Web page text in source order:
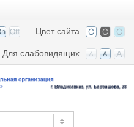
Цвет сайта
Для слабовидящих